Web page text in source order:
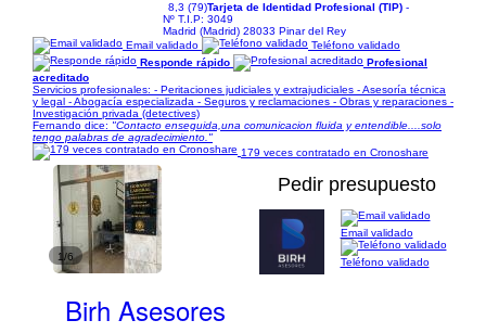
8,3 (79)Tarjeta de Identidad Profesional (TIP)-
Nº T.I.P: 3049
Madrid (Madrid) 28033 Pinar del Rey
Email validado
Teléfono validado
Responde rápido
Profesional
acreditado
Servicios profesionales: - Peritaciones judiciales y extrajudiciales - Asesoría técnica
y legal - Abogacía especializada - Seguros y reclamaciones - Obras y reparaciones -
Investigación privada (detectives)
Fernando dice: "Contacto enseguida,una comunicacion fluida y entendible....solo
tengo palabras de agradecimiento."
179 veces contratado en Cronoshare
1/6
Pedir presupuesto
Birh Asesores
Email validado
Teléfono validado